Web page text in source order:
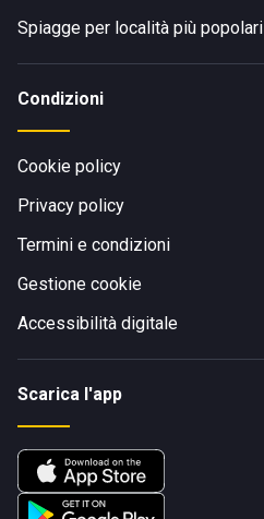
Spiagge per località più popolari
Condizioni
Cookie policy
Privacy policy
Termini e condizioni
Gestione cookie
Accessibilità digitale
Scarica l'app